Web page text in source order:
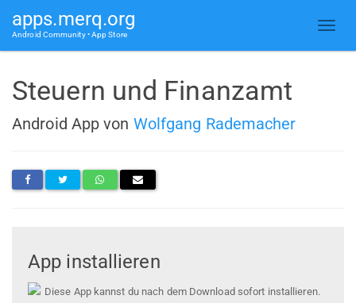
apps.merq.org
Android Community • App Store
Steuern und Finanzamt
Android App von Wolfgang Rademacher
App installieren
Diese App kannst du nach dem Download sofort installieren.